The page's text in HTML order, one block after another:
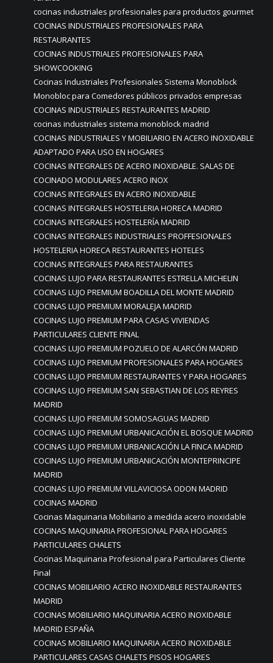
cocinas industriales profesionales para productos gourmet
COCINAS INDUSTRIALES PROFESIONALES PARA
RESTAURANTES
COCINAS INDUSTRIALES PROFESIONALES PARA
SHOWCOOKING
Cocinas Industriales Profesionales Sistema Monoblock
Monobloc para Comedores públicos privados empresas
COCINAS INDUSTRIALES RESTAURANTES MADRID
cocinas industriales sistema monoblock madrid
COCINAS INDUSTRIALES Y MOBILIARIO EN ACERO INOXIDABLE
ADAPTADO PARA USO EN HOGARES
COCINAS INTEGRALES DE ACERO INOXIDABLE. SALAS DE
COCINADO MODULARES ACERO INOX
COCINAS INTEGRALES EN ACERO INOXIDABLE
COCINAS INTEGRALES HOSTELERIA HORECA MADRID
COCINAS INTEGRALES HOSTELERÍA MADRID
COCINAS INTEGRALES INDUSTRIALES PROFFESIONALES
HOSTELERIA HORECA RESTAURANTES HOTELES
COCINAS INTEGRALES PARA RESTAURANTES
COCINAS LUJO PARA RESTAURANTES ESTRELLA MICHELIN
COCINAS LUJO PREMIUM BOADILLA DEL MONTE MADRID
COCINAS LUJO PREMIUM MORALEJA MADRID
COCINAS LUJO PREMIUM PARA CASAS VIVIENDAS
PARTICULARES CLIENTE FINAL
COCINAS LUJO PREMIUM POZUELO DE ALARCÓN MADRID
COCINAS LUJO PREMIUM PROFESIONALES PARA HOGARES
COCINAS LUJO PREMIUM RESTAURANTES Y PARA HOGARES
COCINAS LUJO PREMIUM SAN SEBASTIAN DE LOS REYRES
MADRID
COCINAS LUJO PREMIUM SOMOSAGUAS MADRID
COCINAS LUJO PREMIUM URBANICACIÓN EL BOSQUE MADRID
COCINAS LUJO PREMIUM URBANICACIÓN LA FINCA MADRID
COCINAS LUJO PREMIUM URBANICACIÓN MONTEPRINCIPE
MADRID
COCINAS LUJO PREMIUM VILLAVICIOSA ODON MADRID
COCINAS MADRID
Cocinas Maquinaria Mobiliario a medida acero inoxidable
COCINAS MAQUINARIA PROFESIONAL PARA HOGARES
PARTICULARES CHALETS
Cocinas Maquinaria Profesional para Particulares Cliente
Final
COCINAS MOBILIARIO ACERO INOXIDABLE RESTAURANTES
MADRID
COCINAS MOBILIARIO MAQUINARIA ACERO INOXIDABLE
MADRID ESPAÑA
COCINAS MOBILIARIO MAQUINARIA ACERO INOXIDABLE
PARTICULARES CASAS CHALETS PISOS HOGARES